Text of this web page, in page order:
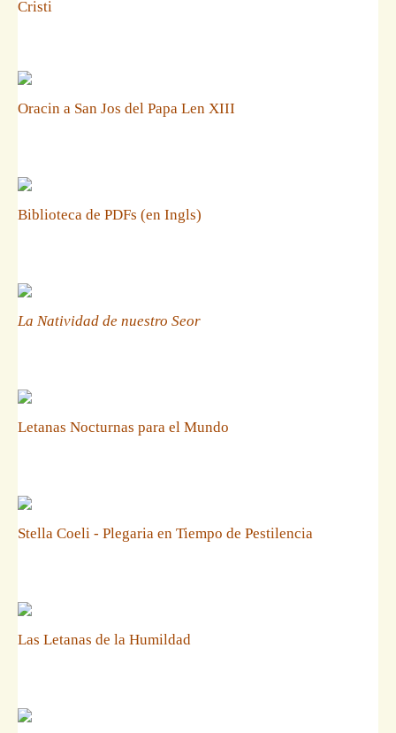
Cristi
Oracin a San Jos del Papa Len XIII
Biblioteca de PDFs (en Ingls)
La Natividad de nuestro Seor
Letanas Nocturnas para el Mundo
Stella Coeli - Plegaria en Tiempo de Pestilencia
Las Letanas de la Humildad